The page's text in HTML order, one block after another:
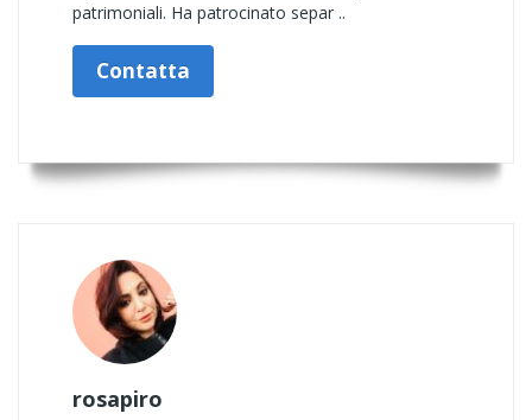
patrimoniali. Ha patrocinato separ ..
Contatta
rosapiro